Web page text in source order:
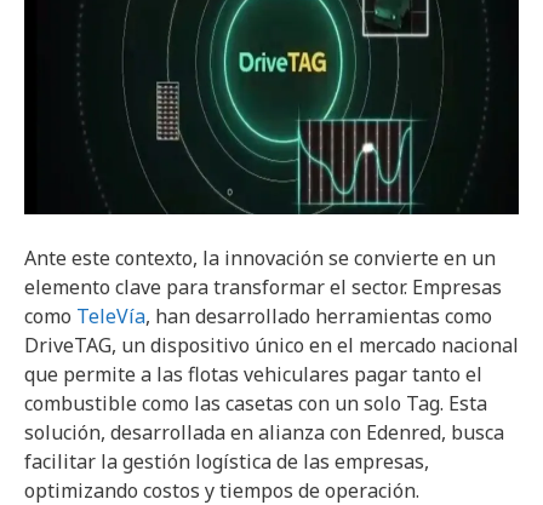
Ante este contexto, la innovación se convierte en un
elemento clave para transformar el sector. Empresas
como TeleVía, han desarrollado herramientas como
DriveTAG, un dispositivo único en el mercado nacional
que permite a las flotas vehiculares pagar tanto el
combustible como las casetas con un solo Tag. Esta
solución, desarrollada en alianza con Edenred, busca
facilitar la gestión logística de las empresas,
optimizando costos y tiempos de operación.